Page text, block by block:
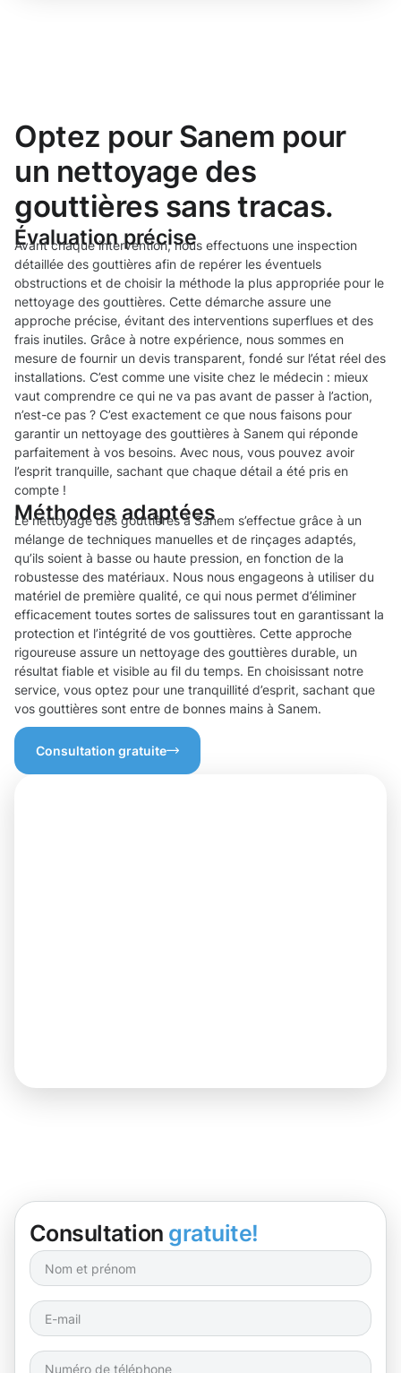
Optez pour Sanem pour
un nettoyage des
gouttières sans tracas.
Évaluation précise
Avant chaque intervention, nous effectuons une inspection
détaillée des gouttières afin de repérer les éventuels
obstructions et de choisir la méthode la plus appropriée pour le
nettoyage des gouttières. Cette démarche assure une
approche précise, évitant des interventions superflues et des
frais inutiles. Grâce à notre expérience, nous sommes en
mesure de fournir un devis transparent, fondé sur l’état réel des
installations. C’est comme une visite chez le médecin : mieux
vaut comprendre ce qui ne va pas avant de passer à l’action,
n’est-ce pas ? C’est exactement ce que nous faisons pour
garantir un nettoyage des gouttières à Sanem qui réponde
parfaitement à vos besoins. Avec nous, vous pouvez avoir
l’esprit tranquille, sachant que chaque détail a été pris en
compte !
Méthodes adaptées
Le nettoyage des gouttières à Sanem s’effectue grâce à un
mélange de techniques manuelles et de rinçages adaptés,
qu’ils soient à basse ou haute pression, en fonction de la
robustesse des matériaux. Nous nous engageons à utiliser du
matériel de première qualité, ce qui nous permet d’éliminer
efficacement toutes sortes de salissures tout en garantissant la
protection et l’intégrité de vos gouttières. Cette approche
rigoureuse assure un nettoyage des gouttières durable, un
résultat fiable et visible au fil du temps. En choisissant notre
service, vous optez pour une tranquillité d’esprit, sachant que
vos gouttières sont entre de bonnes mains à Sanem.
Consultation gratuite
Consultation gratuite!